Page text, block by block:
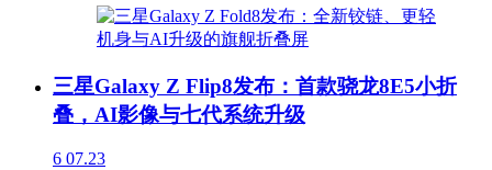
三星Galaxy Z Flip8发布：首款骁龙8E5小折
叠，AI影像与七代系统升级
6 07.23